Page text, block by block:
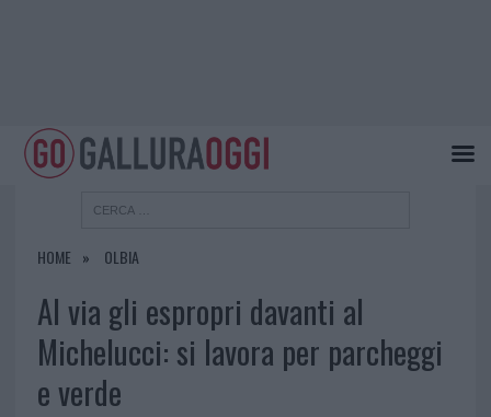
HOME OLBIA
Al via gli espropri davanti al
Michelucci: si lavora per parcheggi
e verde